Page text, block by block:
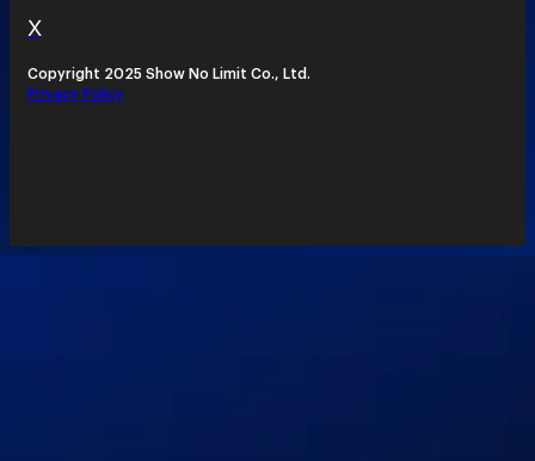
X
Copyright 2025 Show No Limit Co., Ltd.
Privacy Policy